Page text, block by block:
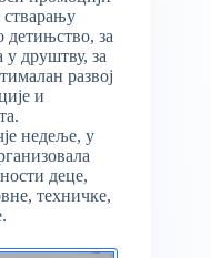
стварању
детињство, за
друштву, за
развој
и
недеље, у
деце,
техничке,